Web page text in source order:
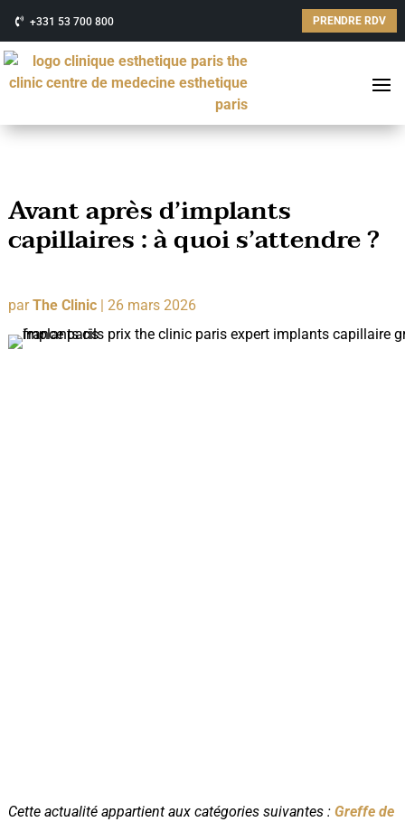
+331 53 700 800 PRENDRE RDV
Avant après d’implants
capillaires : à quoi s’attendre ?
parThe Clinic| 26 mars 2026
Cette actualité appartient aux catégories suivantes : Greffe de